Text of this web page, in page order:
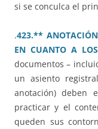
si se conculca el
.423.** ANOTACIÓN
EN CUANTO A
documentos –
un asiento
anotación) deben
practicar y el
queden sus